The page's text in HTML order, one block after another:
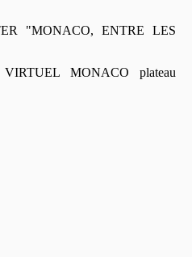
"MONACO, ENTRE LES
MONACO plateau